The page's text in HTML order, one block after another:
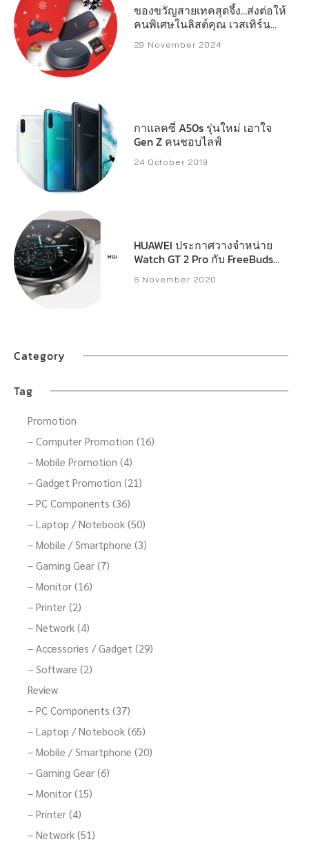
ของขวัญสายเทคสุดจึ้ง…ส่งต่อให้
คนพิเศษในลิสต์คุณ เวสเทิร์น
ดิจิตอล เปิดลิสต์สตอเรจ
ประสิทธิภาพสูงที่พร้อมเสริ์ฟทุก
29 November 2024
กาแลคซี่ A50s รุ่นใหม่ เอาใจ
Gen Z คนชอบไลฟ์
24 October 2019
HUAWEI ประกาศวางจำหน่าย
Watch GT 2 Pro กับ FreeBuds
Pro และ FreeBuds Studio ใน
ไทย
6 November 2020
Category
Tag
Promotion
– Computer Promotion (16)
– Mobile Promotion (4)
– Gadget Promotion (21)
– PC Components (36)
– Laptop / Notebook (50)
– Mobile / Smartphone (3)
– Gaming Gear (7)
– Monitor (16)
– Printer (2)
– Network (4)
– Accessories / Gadget (29)
– Software (2)
Review
– PC Components (37)
– Laptop / Notebook (65)
– Mobile / Smartphone (20)
– Gaming Gear (6)
– Monitor (15)
– Printer (4)
– Network (51)